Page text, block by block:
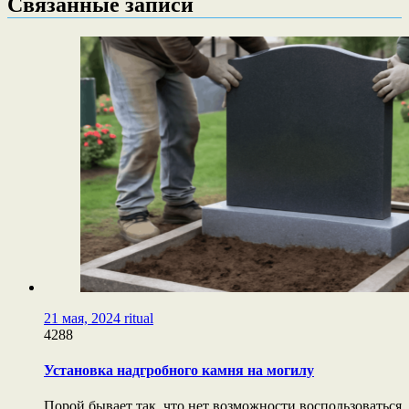
21 мая, 2024 ritual
4288
Установка надгробного камня на могилу